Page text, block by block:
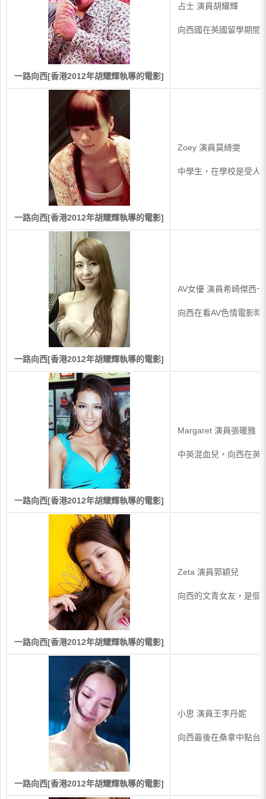
一路向西[香港2012年胡耀輝執導的電影]
占士 演員胡耀輝
向西國在英國留學期間
一路向西[香港2012年胡耀輝執導的電影]
Zoey 演員莫綺雯
中學生，在學校是受人
一路向西[香港2012年胡耀輝執導的電影]
AV女優 演員希崎傑西卡
向西在看AV色情電影
一路向西[香港2012年胡耀輝執導的電影]
Margaret 演員張暖雅
中英混血兒，向西在英
一路向西[香港2012年胡耀輝執導的電影]
Zeta 演員郭穎兒
向西的文青女友，是個
一路向西[香港2012年胡耀輝執導的電影]
小思 演員王李丹妮
向西最後在桑拿中點台